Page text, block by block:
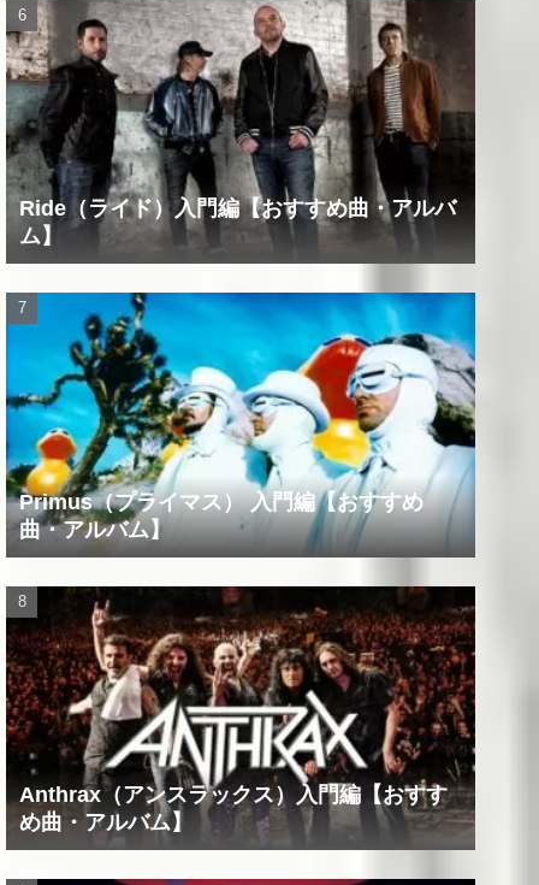
Ride（ライド）入門編【おすすめ曲・アルバ
ム】
Primus（プライマス） 入門編【おすすめ
曲・アルバム】
Anthrax（アンスラックス）入門編【おすす
め曲・アルバム】